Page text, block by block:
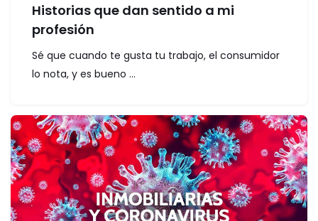
Historias que dan sentido a mi
profesión
Sé que cuando te gusta tu trabajo, el consumidor
lo nota, y es bueno ...